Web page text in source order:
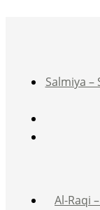
Salmiya –
Al-Raqi